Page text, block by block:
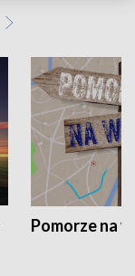
Pomorze na